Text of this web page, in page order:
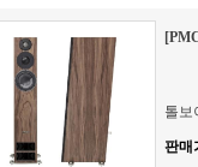
톨보
판매